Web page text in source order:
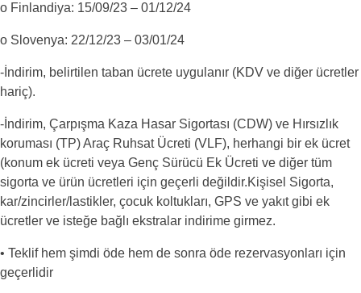
o Finlandiya: 15/09/23 – 01/12/24
o Slovenya: 22/12/23 – 03/01/24
-İndirim, belirtilen taban ücrete uygulanır (KDV ve diğer ücretler
hariç).
-İndirim, Çarpışma Kaza Hasar Sigortası (CDW) ve Hırsızlık
koruması (TP) Araç Ruhsat Ücreti (VLF), herhangi bir ek ücret
(konum ek ücreti veya Genç Sürücü Ek Ücreti ve diğer tüm
sigorta ve ürün ücretleri için geçerli değildir.Kişisel Sigorta,
kar/zincirler/lastikler, çocuk koltukları, GPS ve yakıt gibi ek
ücretler ve isteğe bağlı ekstralar indirime girmez.
• Teklif hem şimdi öde hem de sonra öde rezervasyonları için
geçerlidir